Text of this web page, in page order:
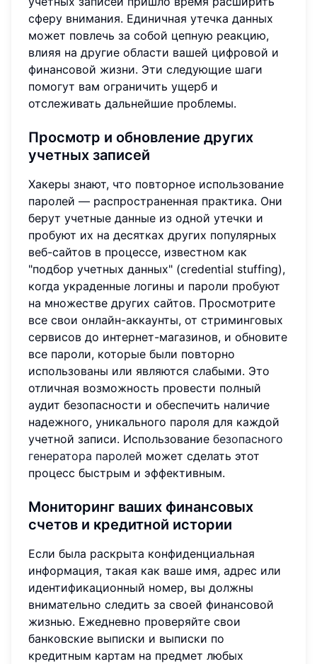
сферу внимания. Единичная утечка данных
может повлечь за собой цепную реакцию,
влияя на другие области вашей цифровой и
финансовой жизни. Эти следующие шаги
помогут вам ограничить ущерб и
отслеживать дальнейшие проблемы.
Просмотр и обновление других
учетных записей
Хакеры знают, что повторное использование
паролей — распространенная практика. Они
берут учетные данные из одной утечки и
пробуют их на десятках других популярных
веб-сайтов в процессе, известном как
"подбор учетных данных" (credential stuffing),
когда украденные логины и пароли пробуют
на множестве других сайтов. Просмотрите
все свои онлайн-аккаунты, от стриминговых
сервисов до интернет-магазинов, и обновите
все пароли, которые были повторно
использованы или являются слабыми. Это
отличная возможность провести полный
аудит безопасности и обеспечить наличие
надежного, уникального пароля для каждой
учетной записи. Использование безопасного
генератора паролей может сделать этот
процесс быстрым и эффективным.
Мониторинг ваших финансовых
счетов и кредитной истории
Если была раскрыта конфиденциальная
информация, такая как ваше имя, адрес или
идентификационный номер, вы должны
внимательно следить за своей финансовой
жизнью. Ежедневно проверяйте свои
банковские выписки и выписки по
кредитным картам на предмет любых